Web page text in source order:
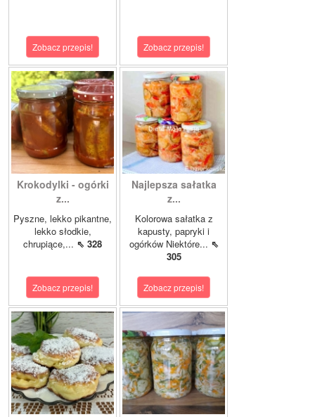
Zobacz przepis! Zobacz przepis!
Krokodylki - ogórki
z...
Pyszne, lekko pikantne,
lekko słodkie,
chrupiące,... ⇖ 328
Zobacz przepis!
Najlepsza sałatka
z...
Kolorowa sałatka z
kapusty, papryki i
ogórków Niektóre... ⇖
305
Zobacz przepis!